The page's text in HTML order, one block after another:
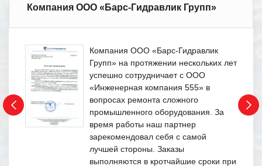
Компания ООО «Барс-Гидравлик Групп»
Компания ООО «Барс-Гидравлик
Групп» на протяжении нескольких лет
успешно сотрудничает с ООО
«Инженерная компания 555» в
вопросах ремонта сложного
промышленного оборудования. За
время работы наш партнер
зарекомендовал себя с самой
лучшей стороны. Заказы
выполняются в кротчайшие сроки при